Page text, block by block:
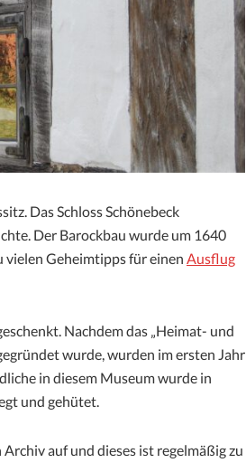
Das Schloss Schönebeck
Der Barockbau wurde um 1640
vielen Geheimtipps für einen Ausflug
Nachdem das „Heimat- und
wurde, wurden im ersten Jahr
in diesem Museum wurde in
und gehütet.
auf und dieses ist regelmäßig zu